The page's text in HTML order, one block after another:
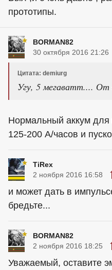
прототипы.
BORMAN82
30 октября 2016 21:26
Цитата: demiurg
Угу, 5 мегаватт.... От
Нормальный аккум для
125-200 А/часов и
TiRex
2 ноября 2016 16:58
и может дать в
бредьте...
BORMAN82
2 ноября 2016 18:25
Уважаемый, оставите